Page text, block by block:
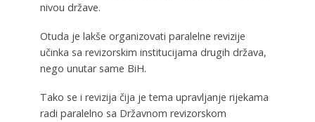
nivou države.
Otuda je lakše organizovati paralelne revizije
učinka sa revizorskim institucijama drugih država,
nego unutar same BiH.
Tako se i revizija čija je tema upravljanje rijekama
radi paralelno sa Državnom revizorskom